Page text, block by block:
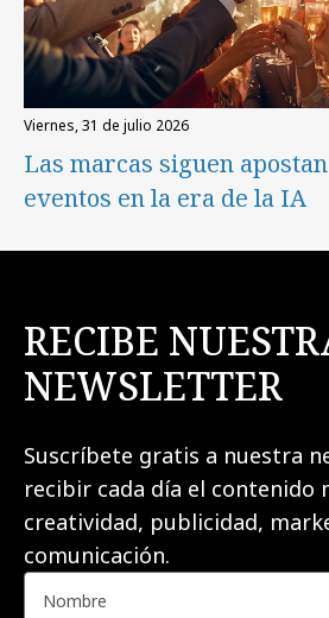
viernes, 31 de julio 2026
Las marcas siguen
eventos en la era de la IA
RECIBE
NEWSLETTER
Suscríbete gratis a nuestra
recibir cada día el contenido
creatividad, publicidad,
comunicación.